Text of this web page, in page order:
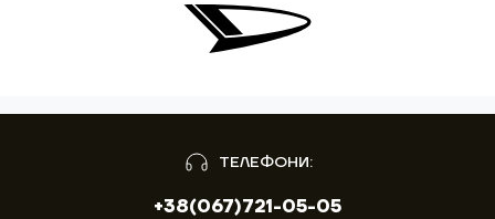
ТЕЛЕФОНИ:
+38(067)721-05-05